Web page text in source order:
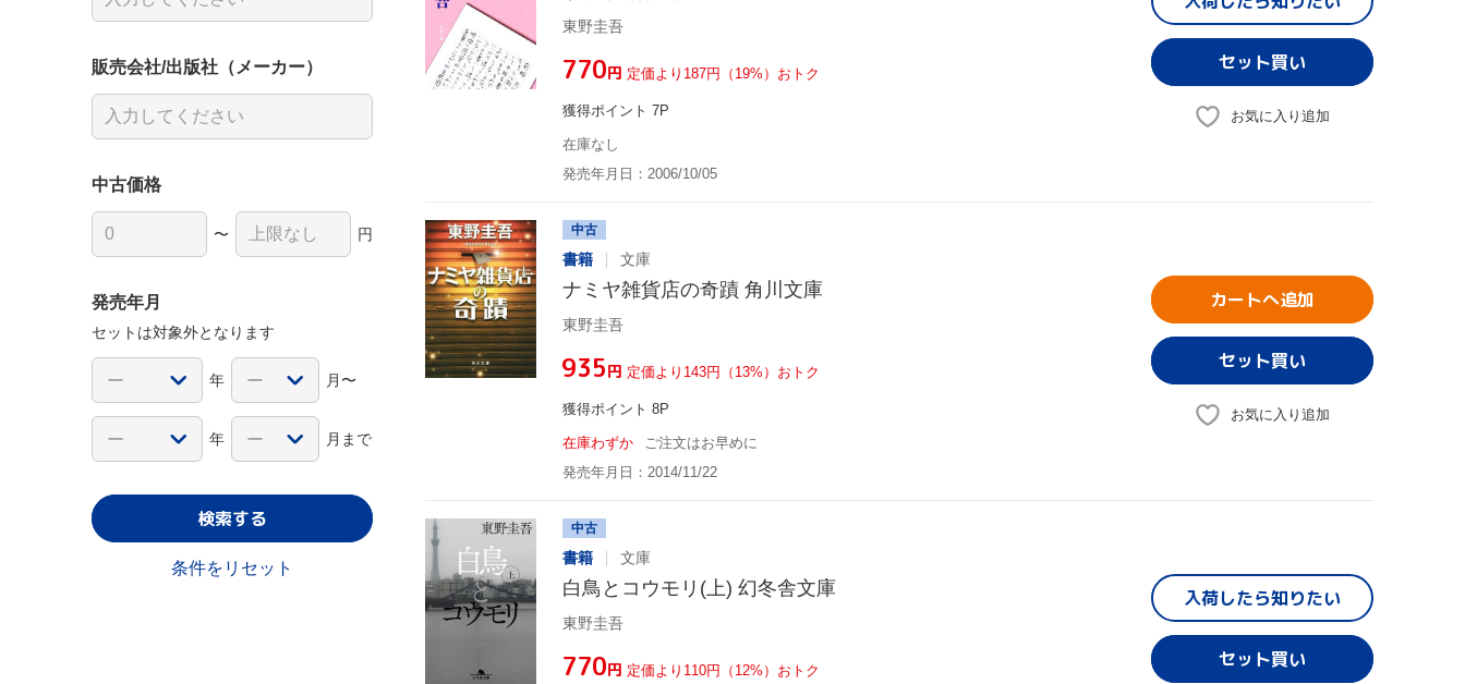
東野圭吾
¥770円 定価より187円（19%）おトク
獲得ポイント 7P
在庫なし
発売年月日：2006/10/05
お気に入り追加
中古
書籍 文庫
ナミヤ雑貨店の奇蹟 角川文庫
東野圭吾
¥935円 定価より143円（13%）おトク
獲得ポイント 8P
在庫わずか
ご注文はお早めに
発売年月日：2014/11/22
カートへ追加
お気に入り追加
中古
書籍 文庫
白鳥とコウモリ(上) 幻冬舎文庫
東野圭吾
¥770円 定価より110円（12%）おトク
入荷したら知りたい
販売会社/出版社（メーカー）
中古価格
〜 円
発売年月
セットは対象外となります
年 月〜
年 月まで
検索する
条件をリセット